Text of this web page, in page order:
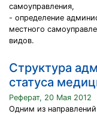
самоуправления,
- определение
местного
видов.
Структура
статуса
Реферат, 20 Мая 2012
Одним из